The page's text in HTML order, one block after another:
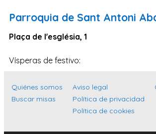
Santa Cruz de Tenerife
Cantabria
Islas Baleares
Málaga
Parroquia de Sant Antoni
Plaça de l'església, 1
Vísperas de festivo:
Quiénes somos
Buscar misas
Aviso legal
Política de privacidad
Política de cookies